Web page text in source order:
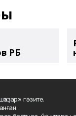
РБ
гәзите.